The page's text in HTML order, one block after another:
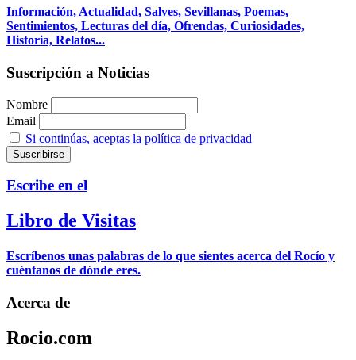
Información, Actualidad, Salves, Sevillanas, Poemas,
Sentimientos, Lecturas del día, Ofrendas, Curiosidades,
Historia, Relatos...
Suscripción a Noticias
Nombre
Email
Si continúas, aceptas la política de privacidad
Escribe en el
Libro de Visitas
Escríbenos unas palabras de lo que sientes acerca del Rocío y
cuéntanos de dónde eres.
Acerca de
Rocio.com